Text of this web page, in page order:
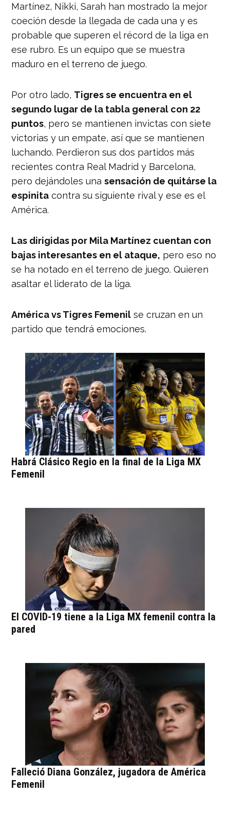
Martínez, Nikki, Sarah han mostrado la mejor
coeción desde la llegada de cada una y es
probable que superen el récord de la liga en
ese rubro. Es un equipo que se muestra
maduro en el terreno de juego.
Por otro lado, Tigres se encuentra en el
segundo lugar de la tabla general con 22
puntos, pero se mantienen invictas con siete
victorias y un empate, así que se mantienen
luchando. Perdieron sus dos partidos más
recientes contra Real Madrid y Barcelona,
pero dejándoles unasensación de quitárse la
espinita contra su siguiente rival y ese es el
América.
Las dirigidas por Mila Martínez cuentan con
bajas interesantes en el ataque, pero eso no
se ha notado en el terreno de juego. Quieren
asaltar el liderato de la liga.
América vs Tigres Femenil se cruzan en un
partido que tendrá emociones.
Habrá Clásico Regio en la final de la Liga MX
Femenil
El COVID-19 tiene a la Liga MX femenil contra la
pared
Falleció Diana González, jugadora de América
Femenil